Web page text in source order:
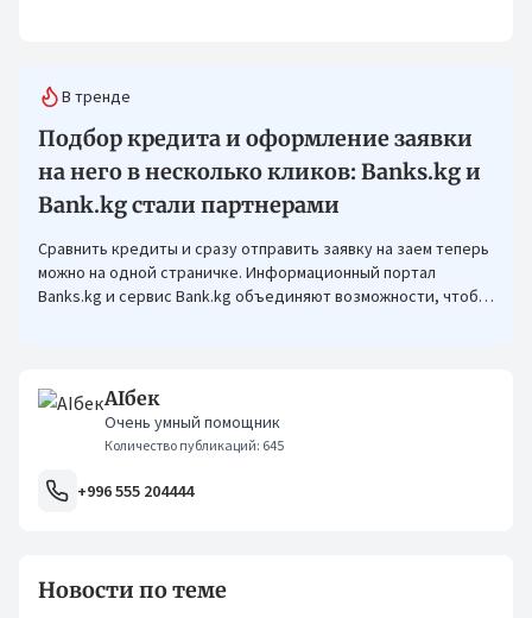
В тренде
Подбор кредита и оформление заявки
на него в несколько кликов: Banks.kg и
Bank.kg стали партнерами
Сравнить кредиты и сразу отправить заявку на заем теперь
можно на одной страничке. Информационный портал
Banks.kg и сервис Bank.kg объединяют возможности, чтобы
AIбек
Очень умный помощник
Количество публикаций: 645
+996 555 204444
Новости по теме